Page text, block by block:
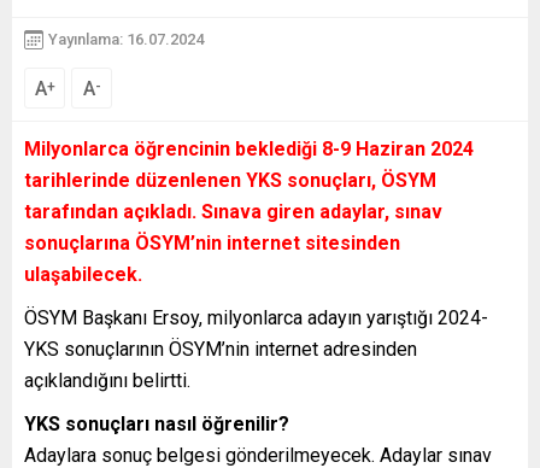
Yayınlama: 16.07.2024
A+ A-
Milyonlarca öğrencinin beklediği 8-9 Haziran 2024
tarihlerinde düzenlenen YKS sonuçları, ÖSYM
tarafından açıkladı. Sınava giren adaylar, sınav
sonuçlarına ÖSYM’nin internet sitesinden
ulaşabilecek.
ÖSYM Başkanı Ersoy, milyonlarca adayın yarıştığı 2024-
YKS sonuçlarının ÖSYM’nin internet adresinden
açıklandığını belirtti.
YKS sonuçları nasıl öğrenilir?
Adaylara sonuç belgesi gönderilmeyecek. Adaylar sınav